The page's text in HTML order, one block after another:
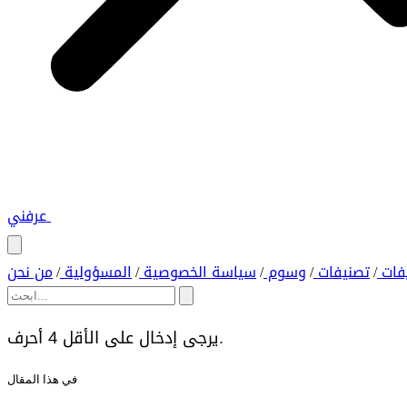
عرفني
/ تصنيفات/ وسوم/ سياسة الخصوصية/ المسؤولية/ من نحن
يرجى إدخال على الأقل 4 أحرف.
في هذا المقال